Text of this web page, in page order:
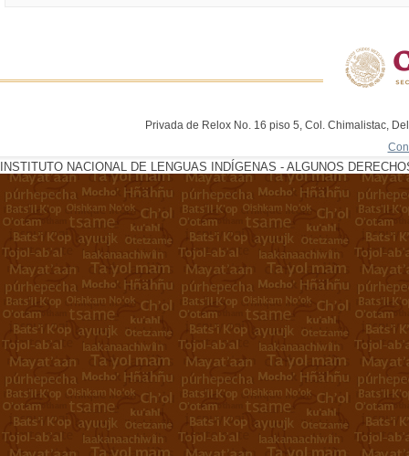
Privada de Relox No. 16 piso 5, Col. Chimalistac,
INSTITUTO NACIONAL DE LENGUAS INDÍGENAS - ALGUNOS